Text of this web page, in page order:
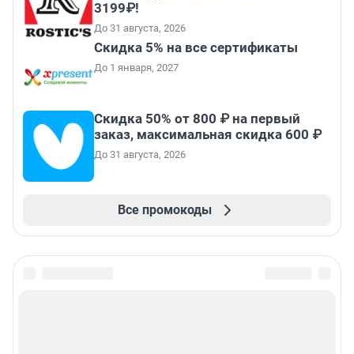
3199₽!
До 31 августа, 2026
Скидка 5% на все сертификаты
До 1 января, 2027
Скидка 50% от 800 ₽ на первый
заказ, максимальная скидка 600 ₽
До 31 августа, 2026
Все промокоды